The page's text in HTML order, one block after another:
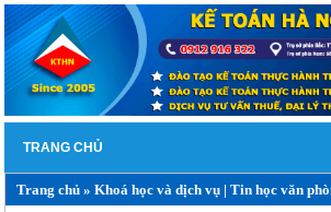
TRANG CHỦ
Trang chủ »Khoá học và dịch vụ |Tin học văn